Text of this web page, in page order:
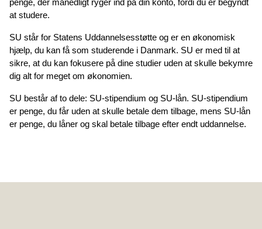
penge, der månedligt ryger ind på din konto, fordi du er begyndt
at studere.
SU står for Statens Uddannelsesstøtte og er en økonomisk
hjælp, du kan få som studerende i Danmark. SU er med til at
sikre, at du kan fokusere på dine studier uden at skulle bekymre
dig alt for meget om økonomien.
SU består af to dele: SU-stipendium og SU-lån. SU-stipendium
er penge, du får uden at skulle betale dem tilbage, mens SU-lån
er penge, du låner og skal betale tilbage efter endt uddannelse.